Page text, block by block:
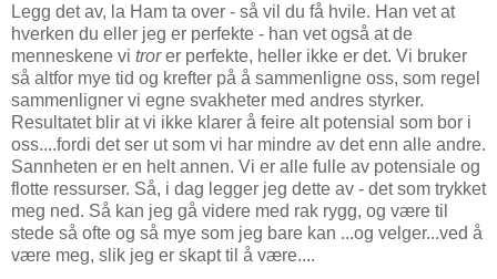
Legg det av, la Ham ta over - så vil du få hvile. Han vet at
hverken du eller jeg er perfekte - han vet også at de
menneskene vi trorer perfekte, heller ikke er det. Vi bruker
så altfor mye tid og krefter på å sammenligne oss, som regel
sammenligner vi egne svakheter med andres styrker.
Resultatet blir at vi ikke klarer å feire alt potensial som bor i
oss....fordi det ser ut som vi har mindre av det enn alle andre.
Sannheten er en helt annen. Vi er alle fulle av potensiale og
flotte ressurser. Så, i dag legger jeg dette av - det som trykket
meg ned. Så kan jeg gå videre med rak rygg, og være til
stede så ofte og så mye som jeg bare kan ...og velger...ved å
være meg, slik jeg er skapt til å være....